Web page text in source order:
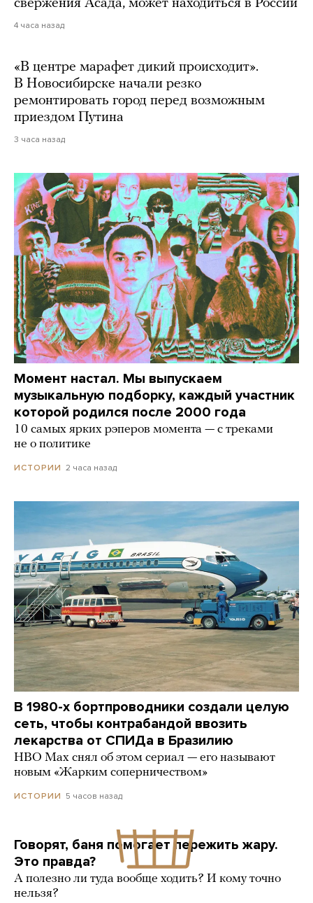
свержения Асада, может находиться в России
4 часа назад
«В центре марафет дикий происходит».
В Новосибирске начали резко
ремонтировать город перед возможным
приездом Путина
3 часа назад
Момент настал. Мы выпускаем
музыкальную подборку, каждый участник
которой родился после 2000 года
10 самых ярких рэперов момента — с треками
не о политике
ИСТОРИИ 2 часа назад
В 1980-х бортпроводники создали целую
сеть, чтобы контрабандой ввозить
лекарства от СПИДа в Бразилию
HBO Max снял об этом сериал — его называют
новым «Жарким соперничеством»
ИСТОРИИ 5 часов назад
Говорят, баня помогает пережить жару.
Это правда?
А полезно ли туда вообще ходить? И кому точно
нельзя?